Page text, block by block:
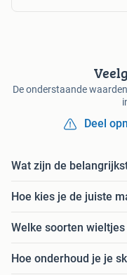
De onderstaande
Deel
Wat zijn de
Hoe kies je de juiste
Welke soorten
Hoe onderhoud je je